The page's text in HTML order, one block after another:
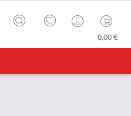
0,00 €